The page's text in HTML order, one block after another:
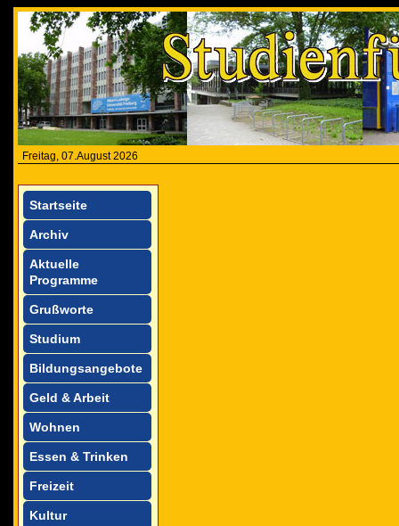
Freitag, 07.August 2026
Startseite
Archiv
Aktuelle
Programme
Grußworte
Studium
Bildungsangebote
Geld & Arbeit
Wohnen
Essen & Trinken
Freizeit
Kultur